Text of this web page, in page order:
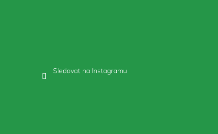
Sledovat na Instagramu